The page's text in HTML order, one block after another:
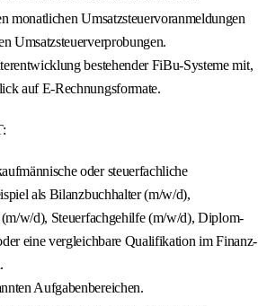
monatlichen Umsatzsteuervoranmeldungen
Umsatzsteuerverprobungen.
bestehender FiBu-Systeme mit,
auf E-Rechnungsformate.
oder steuerfachliche
als Bilanzbuchhalter (m/w/d),
(m/w/d), Steuerfachgehilfe (m/w/d), Diplom-
eine vergleichbare Qualifikation im Finanz-
Aufgabenbereichen.